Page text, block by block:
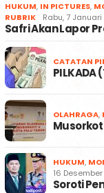
HUKUM, IN PICTURES,
RUBRIK
Rabu, 7
Safri Akan Lapor
CATATAN
PILKADA
OLAHRAGA,
HUKUM,
16
Soroti